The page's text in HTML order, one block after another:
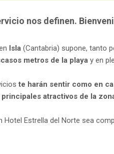
nos definen.
Isla (Cantabria) supone, tanto
metros de la playa y en
te harán sentir como en
principales atractivos de la
Estrella del Norte sea